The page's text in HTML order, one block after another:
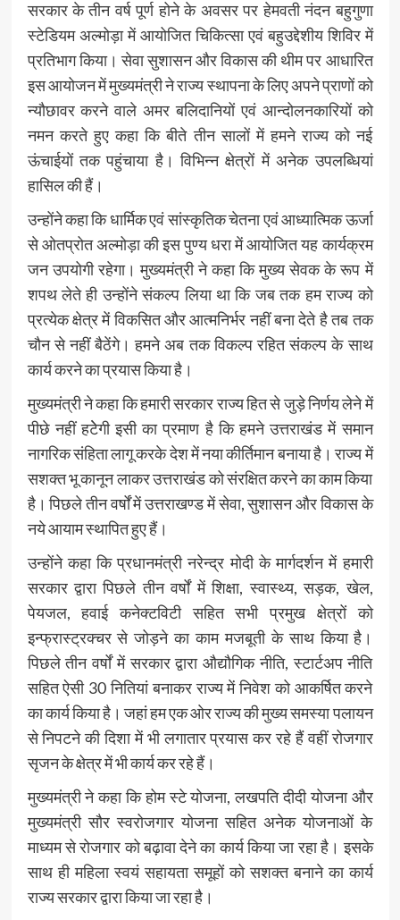
सरकार के तीन वर्ष पूर्ण होने के अवसर पर हेमवती नंदन बहुगुणा
स्टेडियम अल्मोड़ा में आयोजित चिकित्सा एवं बहुउद्देशीय शिविर में
प्रतिभाग किया। सेवा सुशासन और विकास की थीम पर आधारित
इस आयोजन में मुख्यमंत्री ने राज्य स्थापना के लिए अपने प्राणों को
न्यौछावर करने वाले अमर बलिदानियों एवं आन्दोलनकारियों को
नमन करते हुए कहा कि बीते तीन सालों में हमने राज्य को नई
ऊंचाईयों तक पहुंचाया है। विभिन्न क्षेत्रों में अनेक उपलब्धियां
हासिल की हैं।
उन्होंने कहा कि धार्मिक एवं सांस्कृतिक चेतना एवं आध्यात्मिक ऊर्जा
से ओतप्रोत अल्मोड़ा की इस पुण्य धरा में आयोजित यह कार्यक्रम
जन उपयोगी रहेगा। मुख्यमंत्री ने कहा कि मुख्य सेवक के रूप में
शपथ लेते ही उन्होंने संकल्प लिया था कि जब तक हम राज्य को
प्रत्येक क्षेत्र में विकसित और आत्मनिर्भर नहीं बना देते है तब तक
चौन से नहीं बैठेंगे। हमने अब तक विकल्प रहित संकल्प के साथ
कार्य करने का प्रयास किया है।
मुख्यमंत्री ने कहा कि हमारी सरकार राज्य हित से जुड़े निर्णय लेने में
पीछे नहीं हटेेगी इसी का प्रमाण है कि हमने उत्तराखंड में समान
नागरिक संहिता लागू करके देश में नया कीर्तिमान बनाया है। राज्य में
सशक्त भू कानून लाकर उत्तराखंड को संरक्षित करने का काम किया
है। पिछले तीन वर्षों में उत्तराखण्ड में सेवा, सुशासन और विकास के
नये आयाम स्थापित हुए हैं।
उन्होंने कहा कि प्रधानमंत्री नरेन्द्र मोदी के मार्गदर्शन में हमारी
सरकार द्वारा पिछले तीन वर्षों में शिक्षा, स्वास्थ्य, सड़क, खेल,
पेयजल, हवाई कनेक्टविटी सहित सभी प्रमुख क्षेत्रों को
इन्फ्रास्ट्रक्चर से जोड़ने का काम मजबूती के साथ किया है।
पिछले तीन वर्षों में सरकार द्वारा औद्यौगिक नीति, स्टार्टअप नीति
सहित ऐसी 30 नितियां बनाकर राज्य में निवेश को आकर्षित करने
का कार्य किया है। जहां हम एक ओर राज्य की मुख्य समस्या पलायन
से निपटने की दिशा में भी लगातार प्रयास कर रहे हैं वहीं रोजगार
सृजन के क्षेत्र में भी कार्य कर रहे हैं।
मुख्यमंत्री ने कहा कि होम स्टे योजना, लखपति दीदी योजना और
मुख्यमंत्री सौर स्वरोजगार योजना सहित अनेक योजनाओं के
माध्यम से रोजगार को बढ़ावा देने का कार्य किया जा रहा है। इसके
साथ ही महिला स्वयं सहायता समूहों को सशक्त बनाने का कार्य
राज्य सरकार द्वारा किया जा रहा है।